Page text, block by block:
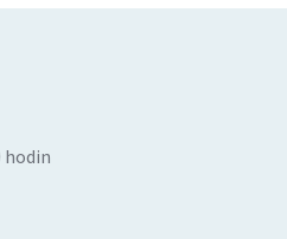
hodin